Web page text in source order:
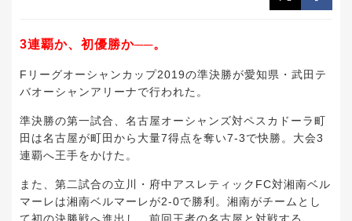
3連覇か、初優勝か──。
Fリーグオーシャンカップ2019の準決勝が愛知県・武田テ
バオーシャンアリーナで行われた。
準決勝の第一試合、名古屋オーシャンズ対ペスカドーラ町
田は名古屋が町田から大量7得点を奪い7-3で快勝。大会3
連覇へ王手をかけた。
また、第二試合の立川・府中アスレティックFC対湘南ベル
マーレは湘南ベルマーレが2-0で勝利。湘南がチームとし